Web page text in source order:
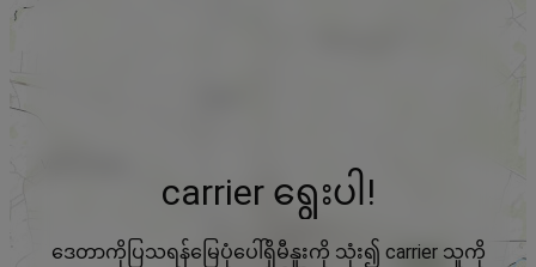
carrier ရွေးပါ!
ဒေတာကိုပြသရန်မြေပုံပေါ်ရှိမီနူးကို သုံး၍ carrier သူကို